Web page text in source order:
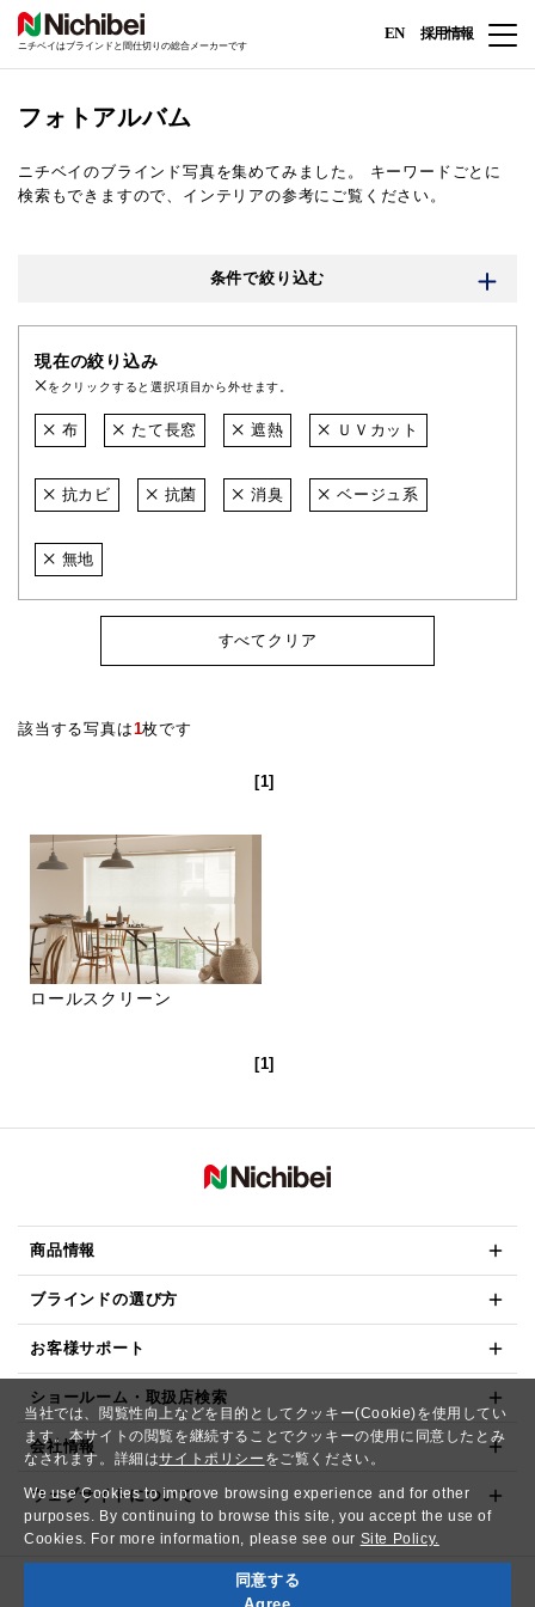
当社では、閲覧性向上などを目的としてクッキー(Cookie)を使用してい
ます。本サイトの閲覧を継続することでクッキーの使用に同意したとみ
なされます。詳細はサイトポリシー をご覧ください。
We use Cookies to improve browsing experience and for other
purposes. By continuing to browse this site, you accept the use of
Cookies. For more information, please see our Site Policy.
同意する
ニチベイはブラインドと間仕切りの総合メーカーです
EN 採用情報
フォトアルバム
ニチベイのブラインド写真を集めてみました。
キーワードごとに
検索もできますので、インテリアの参考にご覧ください。
条件で絞り込む
現在の絞り込み
をクリックすると選択項目から外せます。
布 たて長窓 遮熱 ＵＶカット
抗カビ 抗菌 消臭 ベージュ系
無地
すべてクリア
該当する写真は1枚です
[1]
ロールスクリーン
[1]
商品情報
ブラインドの選び方
お客様サポート
ショールーム・取扱店検索
会社情報
ウェブサイトについて
Copyright© NICHIBEI CO.,LTD. All Rights Reserved.